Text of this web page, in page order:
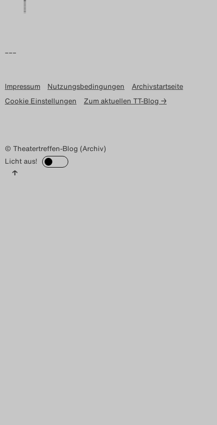
–––
Impressum Nutzungsbedingungen
Archivstartseite
Cookie Einstellungen
Zum aktuellen TT-Blog →
© Theatertreffen-Blog (Archiv)
Licht aus!
↑